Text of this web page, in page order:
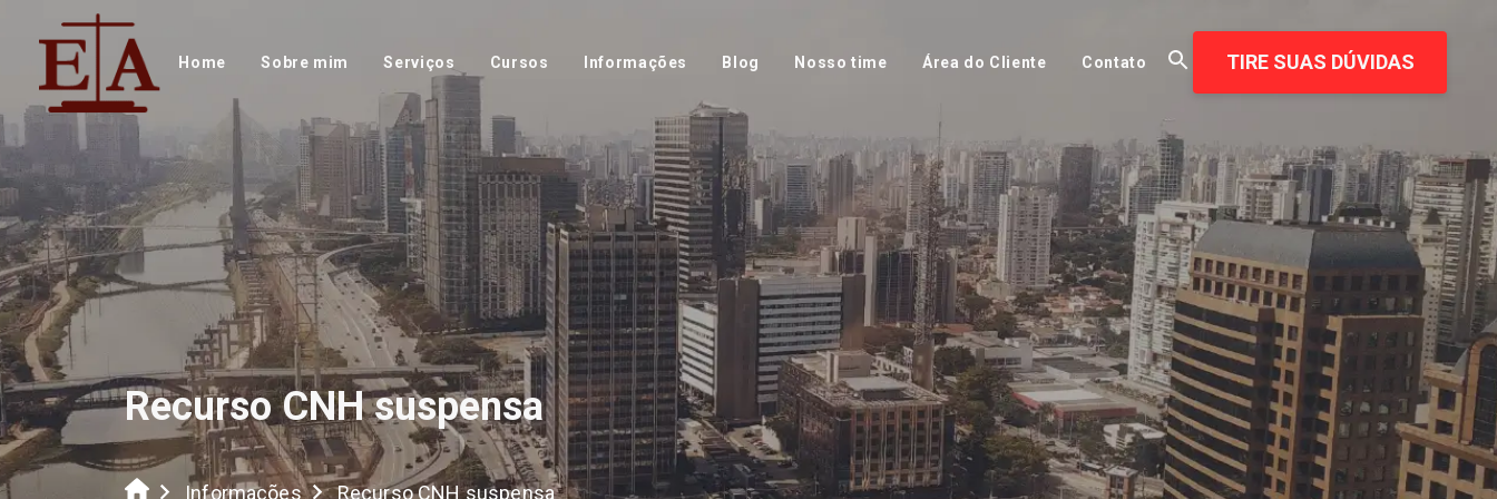
Home Sobre mim Serviços Cursos Informações Blog Nosso time Área do Cliente Contato TIRE SUAS DÚVIDAS
Recurso CNH suspensa
Informações Recurso CNH suspensa